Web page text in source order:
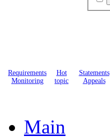
Requirements
Monitoring
Hot
topic
Statements
Appeals
Main